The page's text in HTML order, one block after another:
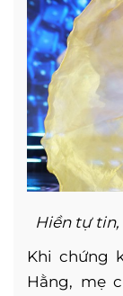
Hiền tự
Khi chứng
Hằng, mẹ